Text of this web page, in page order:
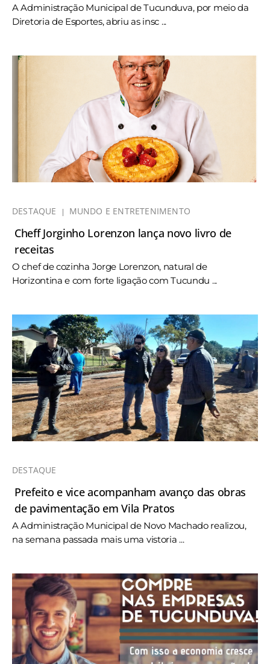
A Administração Municipal de Tucunduva, por meio da
Diretoria de Esportes, abriu as insc ...
DESTAQUE MUNDO E ENTRETENIMENTO
Cheff Jorginho Lorenzon lança novo livro de
receitas
O chef de cozinha Jorge Lorenzon, natural de
Horizontina e com forte ligação com Tucundu ...
DESTAQUE
Prefeito e vice acompanham avanço das obras
de pavimentação em Vila Pratos
A Administração Municipal de Novo Machado realizou,
na semana passada mais uma vistoria ...